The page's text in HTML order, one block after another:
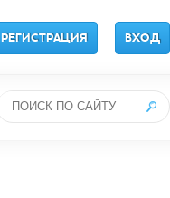
РЕГИСТРАЦИЯ ВХОД